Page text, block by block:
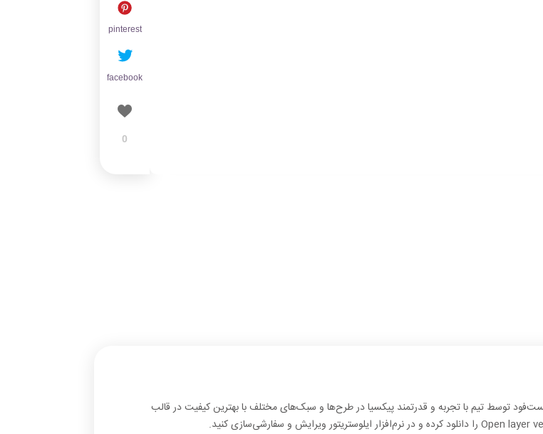
pinterest
facebook
0
و فست‌فود توسط تیم با تجربه و قدرتمند پیکسیا در طرح‌ها و سبک‌های مختلف با بهترین کیفیت در قالب